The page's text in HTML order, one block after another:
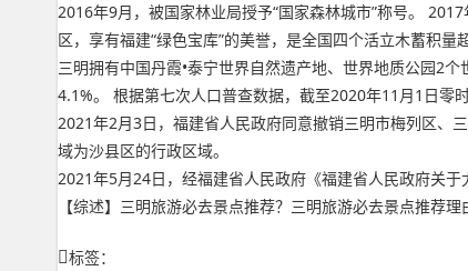
2016年9月，被国家林业局授予“国家森林城市”称号。
区，享有福建“绿色宝库”的美誉，是全国四个活立木蓄积
三明拥有中国丹霞•泰宁世界自然遗产地、世界地质公园2
4.1%。 根据第七次人口普查数据，截至2020年11月1日零
2021年2月3日，福建省人民政府同意撤销三明市梅列区、
域为沙县区的行政区域。
2021年5月24日，经福建省人民政府《福建省人民政府关
【综述】三明旅游必去景点推荐？三明旅游必去景点推
标签：